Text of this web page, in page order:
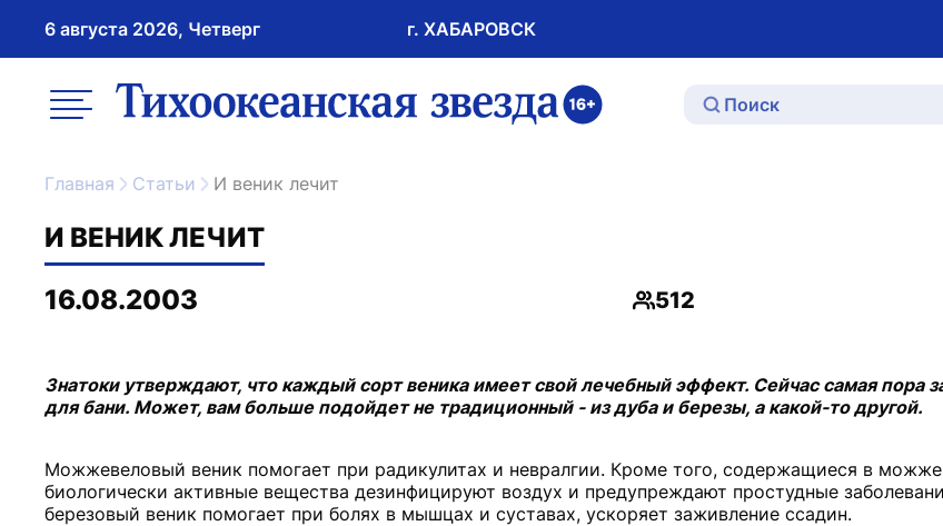
6 августа 2026, Четверг г. ХАБАРОВСК
меню ссылка на главную
Главная Статьи И веник лечит
И ВЕНИК ЛЕЧИТ
16.08.2003
Просмотры
512
Знатоки утверждают, что каждый сорт веника имеет свой лечебный эффект. Сейчас самая пора
для бани. Может, вам больше подойдет не традиционный - из дуба и березы, а какой-то другой.
Можжевеловый веник помогает при радикулитах и невралгии. Кроме того, содержащиеся в
биологически активные вещества дезинфицируют воздух и предупреждают простудные
березовый веник помогает при болях в мышцах и суставах, ускоряет заживление ссадин.